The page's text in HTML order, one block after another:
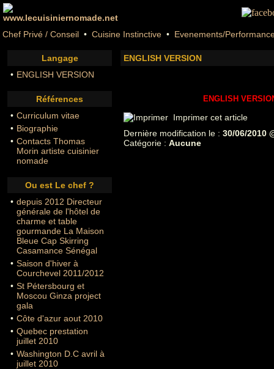
Chef Privé / Conseil • Cuisine Instinctive • Evenements/
Langage
• ENGLISH VERSION
Références
• Curriculum vitae
• Biographie
• Contacts Thomas
Morin artiste cuisinier
nomade
Ou est Le chef ?
• depuis 2012 Directeur
générale de l'hôtel de
charme et table
gourmande La Maison
Bleue Cap Skirring
Casamance Sénégal
• Saison d'hiver à
Courchevel 2011/2012
• St Pétersbourg et
Moscou Ginza project
gala
• Côte d'azur aout 2010
• Quebec prestation
juillet 2010
• Washington D.C avril à
juillet 2010
ENGLISH VERSION
ENGLISH
Imprimer cet article
Dernière modification le : 30/06/2010
Catégorie : Aucune